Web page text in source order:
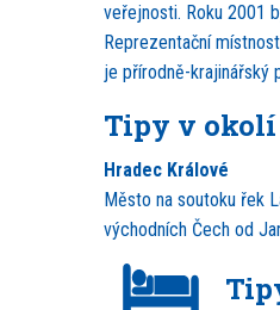
veřejnosti. Roku 2001
Reprezentační
je přírodně-krajinářský
Tipy v okolí
Hradec Králové
Město na soutoku řek
východních Čech od